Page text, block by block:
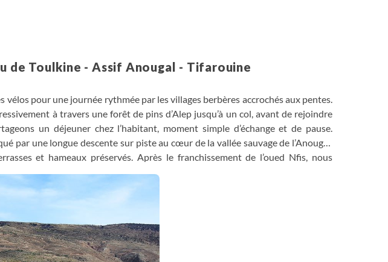
de Toulkine - Assif Anougal - Tifarouine
vélos pour une journée rythmée par les villages berbères accrochés aux pentes.
à travers une forêt de pins d’Alep jusqu’à un col, avant de rejoindre
un déjeuner chez l’habitant, moment simple d’échange et de pause.
par une longue descente sur piste au cœur de la vallée sauvage de l’Anougal,
et hameaux préservés. Après le franchissement de l’oued Nfis, nous
pour la nuit.